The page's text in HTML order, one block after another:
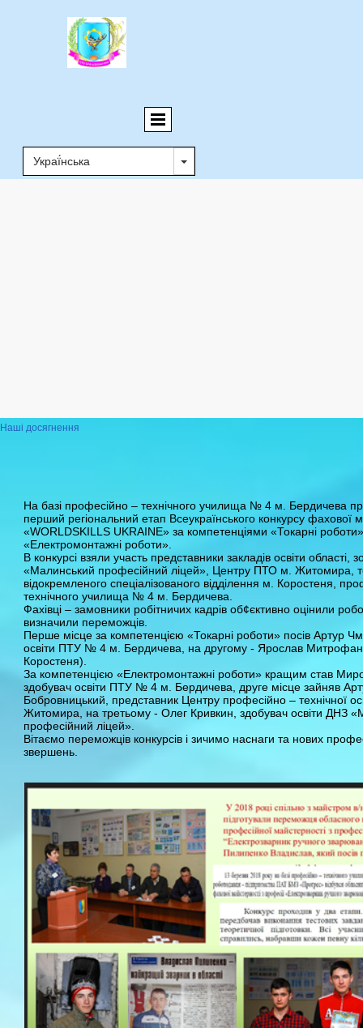
Наші досягнення
На базі професійно – технічного училища № 4 м. Бердичева
перший регіональний етап Всеукраїнського конкурсу фахової
«WORLDSKILLS UKRAINE» за компетенціями «Токарні
«Електромонтажні роботи».
В конкурсі взяли участь представники закладів освіти області,
«Малинський професійний ліцей», Центру ПТО м. Житомира,
відокремленого спеціалізованого відділення м. Коростеня,
технічного училища № 4 м. Бердичева.
Фахівці – замовники робітничих кадрів об¢єктивно оцінили
визначили переможців.
Перше місце за компетенцією «Токарні роботи» посів Артур
освіти ПТУ № 4 м. Бердичева, на другому - Ярослав
Коростеня).
За компетенцією «Електромонтажні роботи» кращим став
здобувач освіти ПТУ № 4 м. Бердичева, друге місце зайняв
Бобровницький, представник Центру професійно – технічної
Житомира, на третьому - Олег Кривкин, здобувач освіти ДНЗ
професійний ліцей».
Вітаємо переможців конкурсів і зичимо наснаги та нових
звершень.